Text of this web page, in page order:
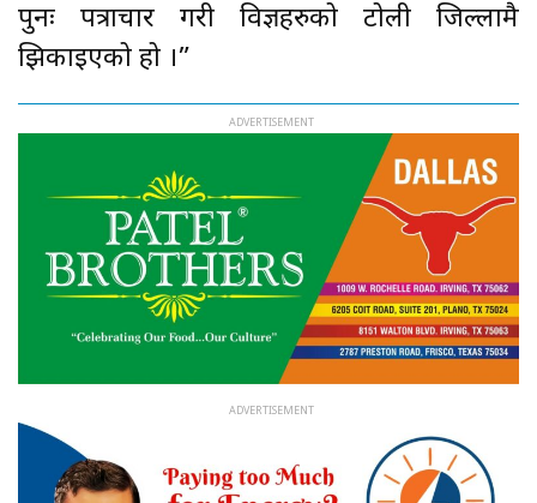
पुनः पत्राचार गरी विज्ञहरुको टोली जिल्लामै
झिकाइएको हो ।”